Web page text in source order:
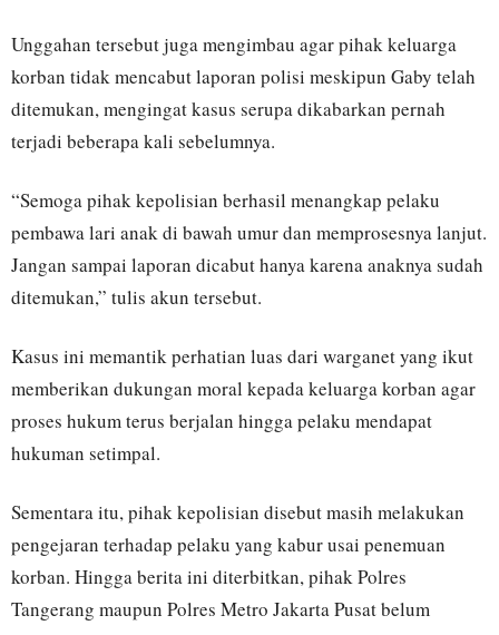
Unggahan tersebut juga mengimbau agar pihak keluarga
korban tidak mencabut laporan polisi meskipun Gaby telah
ditemukan, mengingat kasus serupa dikabarkan pernah
terjadi beberapa kali sebelumnya.
“Semoga pihak kepolisian berhasil menangkap pelaku
pembawa lari anak di bawah umur dan memprosesnya lanjut.
Jangan sampai laporan dicabut hanya karena anaknya sudah
ditemukan,” tulis akun tersebut.
Kasus ini memantik perhatian luas dari warganet yang ikut
memberikan dukungan moral kepada keluarga korban agar
proses hukum terus berjalan hingga pelaku mendapat
hukuman setimpal.
Sementara itu, pihak kepolisian disebut masih melakukan
pengejaran terhadap pelaku yang kabur usai penemuan
korban. Hingga berita ini diterbitkan, pihak Polres
Tangerang maupun Polres Metro Jakarta Pusat belum